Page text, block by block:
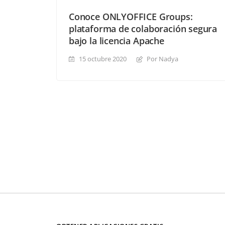
Conoce ONLYOFFICE Groups:
plataforma de colaboración segura
bajo la licencia Apache
15 octubre 2020 Por Nadya